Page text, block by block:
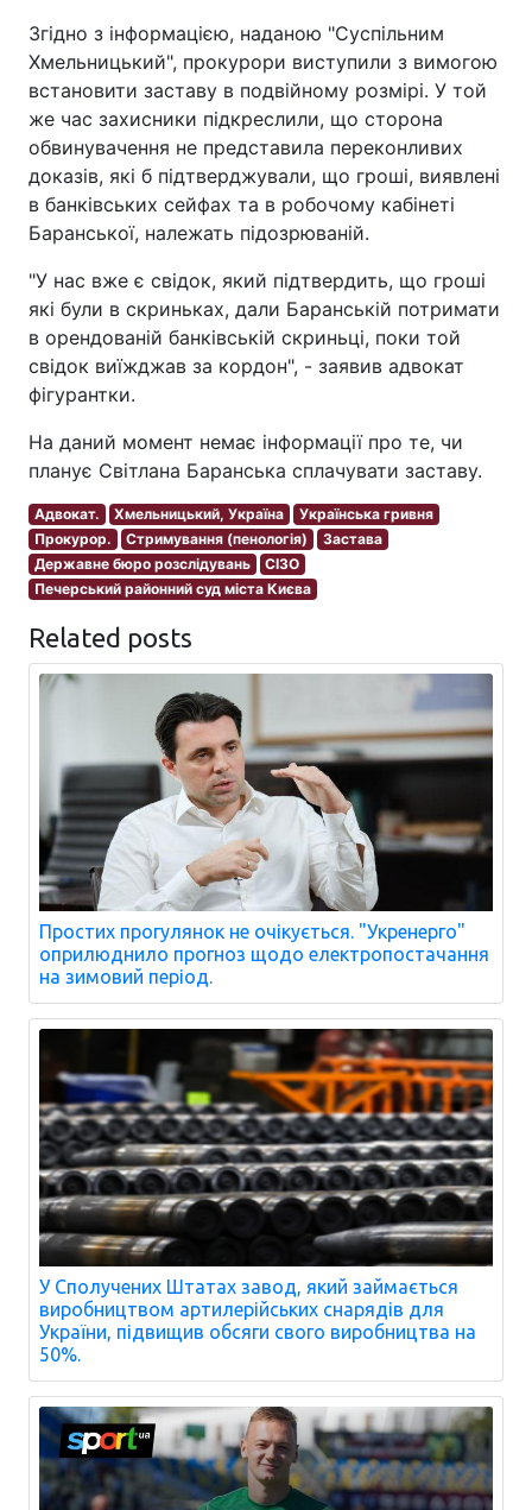
Згідно з інформацією, наданою "Суспільним
Хмельницький", прокурори виступили з вимогою
встановити заставу в подвійному розмірі. У той
же час захисники підкреслили, що сторона
обвинувачення не представила переконливих
доказів, які б підтверджували, що гроші, виявлені
в банківських сейфах та в робочому кабінеті
Баранської, належать підозрюваній.
"У нас вже є свідок, який підтвердить, що гроші
які були в скриньках, дали Баранській потримати
в орендованій банківській скриньці, поки той
свідок виїжджав за кордон", - заявив адвокат
фігурантки.
На даний момент немає інформації про те, чи
планує Світлана Баранська сплачувати заставу.
Адвокат. Хмельницький, Україна
Українська гривня
Прокурор.
Стримування (пенологія)
Застава
Державне бюро розслідувань
СІЗО
Печерський районний суд міста Києва
Related posts
Простих прогулянок не очікується. "Укренерго"
оприлюднило прогноз щодо електропостачання
на зимовий період.
У Сполучених Штатах завод, який займається
виробництвом артилерійських снарядів для
України, підвищив обсяги свого виробництва на
50%.